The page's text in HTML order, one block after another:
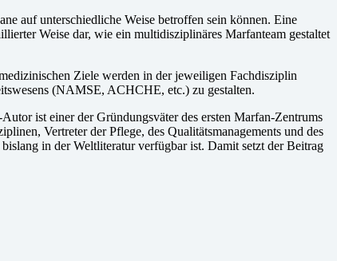
auf unterschiedliche Weise betroffen sein können. Eine
Weise dar, wie ein multidisziplinäres Marfanteam gestaltet
Ziele werden in der jeweiligen Fachdisziplin
(NAMSE, ACHCHE, etc.) zu gestalten.
ist einer der Gründungsväter des ersten Marfan-Zentrums
Vertreter der Pflege, des Qualitätsmanagements und des
in der Weltliteratur verfügbar ist. Damit setzt der Beitrag